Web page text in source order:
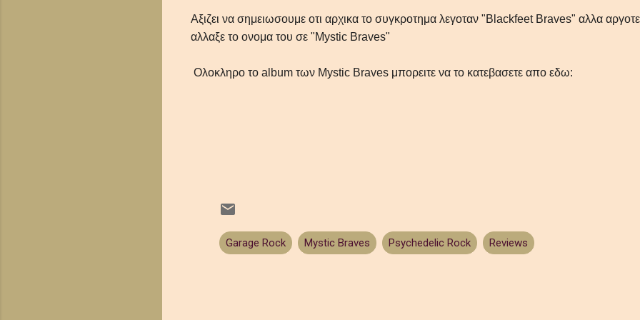
Αξιζει να σημειωσουμε οτι αρχικα το συγκροτημα λεγοταν "Blackfeet Braves" αλλα
αλλαξε το ονομα του σε "Mystic Braves"
Ολοκληρο το album των Mystic Braves μπορειτε να το κατεβασετε απο εδω:
Garage Rock Mystic Braves Psychedelic Rock Reviews